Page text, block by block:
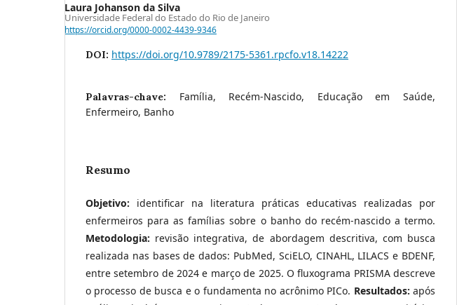
Laura Johanson da Silva
Universidade Federal do Estado do Rio de Janeiro
https://orcid.org/0000-0002-4439-9346
DOI: https://doi.org/10.9789/2175-5361.rpcfo.v18.14222
Palavras-chave: Família, Recém-Nascido, Educação em Saúde,
Enfermeiro, Banho
Resumo
Objetivo: identificar na literatura práticas educativas realizadas por
enfermeiros para as famílias sobre o banho do recém-nascido a termo.
Metodologia: revisão integrativa, de abordagem descritiva, com busca
realizada nas bases de dados: PubMed, SciELO, CINAHL, LILACS e BDENF,
entre setembro de 2024 e março de 2025. O fluxograma PRISMA descreve
o processo de busca e o fundamenta no acrônimo PICo. Resultados:após